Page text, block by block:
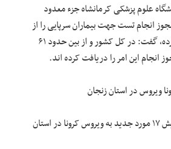
علوم پزشکی کرمانشاه جزء معدود
انجام تست جهت بیماران سرپایی را از
وزارت بهداشت دریافت کرده، گفت: در کل کشور و از بین حدود ۶۱
طی ۲۴ ساعت گذشته آزمایش ۱۷ مورد جدید به ویروس کرونا در استان